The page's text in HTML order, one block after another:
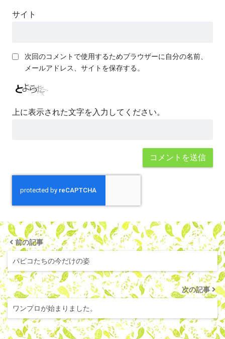
サイト
次回のコメントで使用するためブラウザーに自分の名前、
メールアドレス、サイトを保存する。
上に表示された文字を入力してください。
前の記事
パピコたちの今だけの姿
次の記事
ワンプロが始まりました。